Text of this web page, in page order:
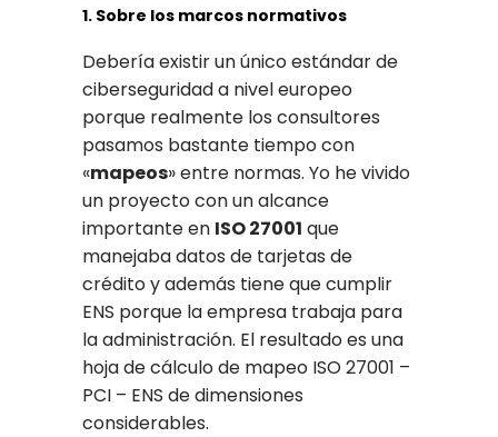
1. Sobre los marcos normativos
Debería existir un único estándar de
ciberseguridad a nivel europeo
porque realmente los consultores
pasamos bastante tiempo con
«mapeos» entre normas. Yo he vivido
un proyecto con un alcance
importante en ISO 27001 que
manejaba datos de tarjetas de
crédito y además tiene que cumplir
ENS porque la empresa trabaja para
la administración. El resultado es una
hoja de cálculo de mapeo ISO 27001 –
PCI – ENS de dimensiones
considerables.